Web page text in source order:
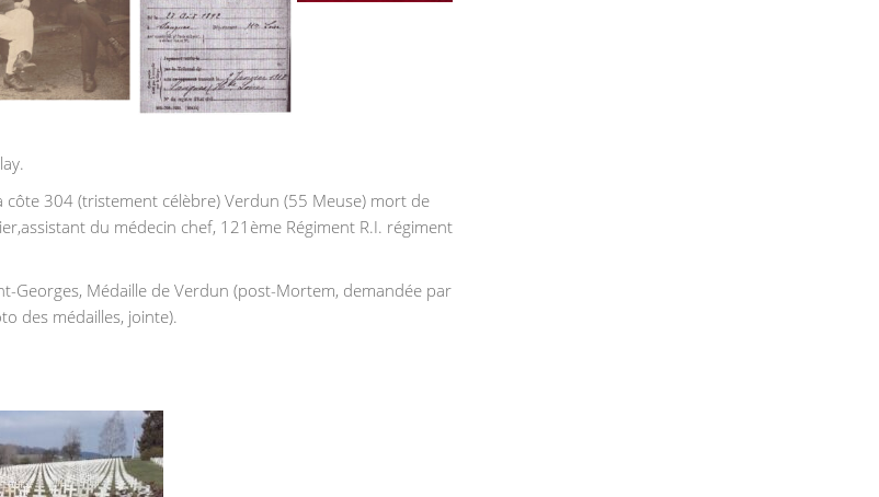
304 (tristement célèbre) Verdun (55 Meuse) mort de
du médecin chef, 121ème Régiment R.I. régiment
Georges, Médaille de Verdun (post-Mortem, demandée par
des médailles, jointe).